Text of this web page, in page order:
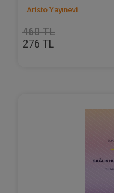
Aristo Yayınevi
460 TL
276 TL